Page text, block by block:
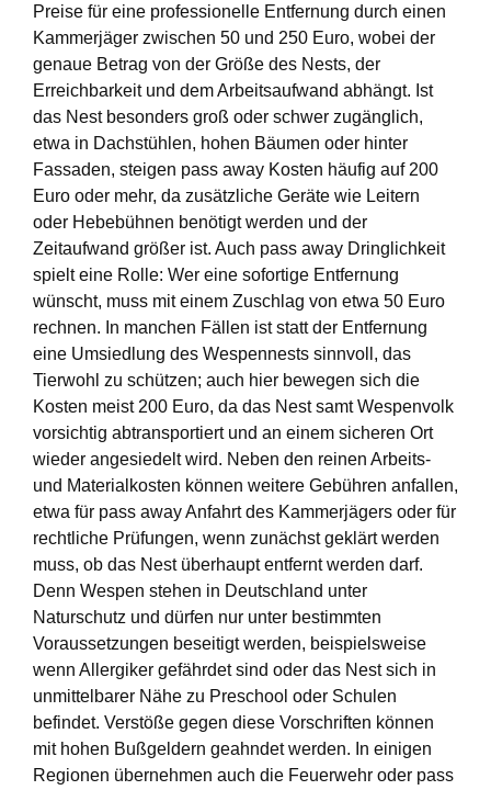
Preise für eine professionelle Entfernung durch einen
Kammerjäger zwischen 50 und 250 Euro, wobei der
genaue Betrag von der Größe des Nests, der
Erreichbarkeit und dem Arbeitsaufwand abhängt. Ist
das Nest besonders groß oder schwer zugänglich,
etwa in Dachstühlen, hohen Bäumen oder hinter
Fassaden, steigen pass away Kosten häufig auf 200
Euro oder mehr, da zusätzliche Geräte wie Leitern
oder Hebebühnen benötigt werden und der
Zeitaufwand größer ist. Auch pass away Dringlichkeit
spielt eine Rolle: Wer eine sofortige Entfernung
wünscht, muss mit einem Zuschlag von etwa 50 Euro
rechnen. In manchen Fällen ist statt der Entfernung
eine Umsiedlung des Wespennests sinnvoll, das
Tierwohl zu schützen; auch hier bewegen sich die
Kosten meist 200 Euro, da das Nest samt Wespenvolk
vorsichtig abtransportiert und an einem sicheren Ort
wieder angesiedelt wird. Neben den reinen Arbeits-
und Materialkosten können weitere Gebühren anfallen,
etwa für pass away Anfahrt des Kammerjägers oder für
rechtliche Prüfungen, wenn zunächst geklärt werden
muss, ob das Nest überhaupt entfernt werden darf.
Denn Wespen stehen in Deutschland unter
Naturschutz und dürfen nur unter bestimmten
Voraussetzungen beseitigt werden, beispielsweise
wenn Allergiker gefährdet sind oder das Nest sich in
unmittelbarer Nähe zu Preschool oder Schulen
befindet. Verstöße gegen diese Vorschriften können
mit hohen Bußgeldern geahndet werden. In einigen
Regionen übernehmen auch die Feuerwehr oder pass